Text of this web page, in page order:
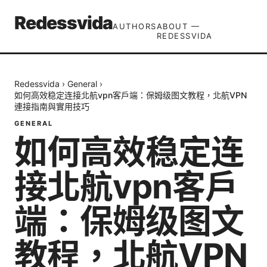
RedessvidaAUTHORSABOUT —
REDESSVIDA
Redessvida › General ›
如何高效稳定连接北航vpn客户端：保姆级图文教程，北航VPN
連接指南與實用技巧
GENERAL
如何高效稳定连
接北航vpn客户
端：保姆级图文
教程，北航VPN